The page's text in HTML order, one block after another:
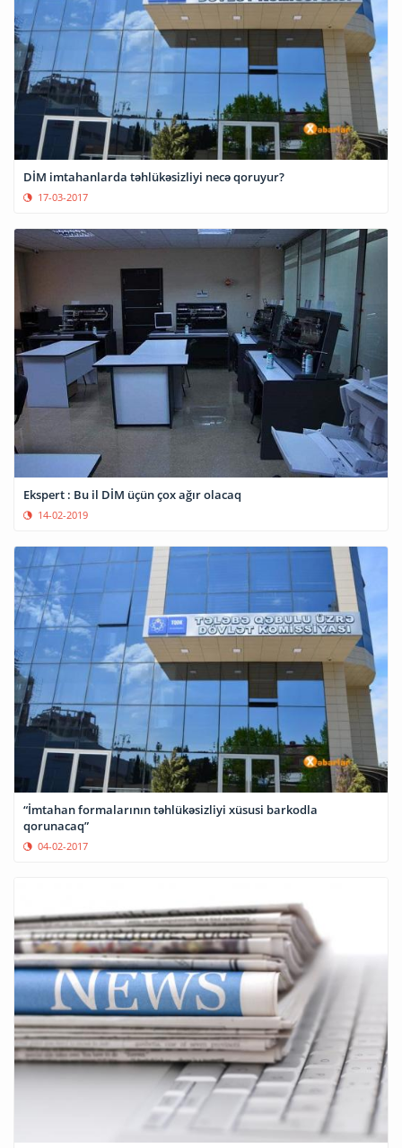
DİM imtahanlarda təhlükəsizliyi necə qoruyur?
17-03-2017
Ekspert : Bu il DİM üçün çox ağır olacaq
14-02-2019
“İmtahan formalarının təhlükəsizliyi xüsusi barkodla
qorunacaq”
04-02-2017